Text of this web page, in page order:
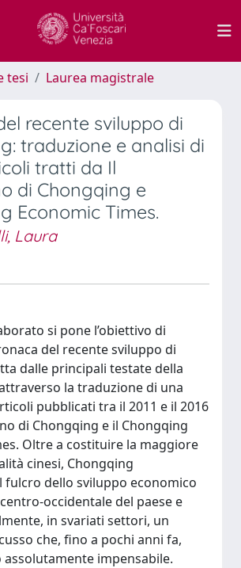
tesi Laurea magistrale
recente sviluppo di
traduzione e analisi di
tratti da Il
di Chongqing e
Economic Times.
Laura
si pone l’obiettivo di
del recente sviluppo di
dalle principali testate della
la traduzione di una
pubblicati tra il 2011 e il 2016
di Chongqing e il Chongqing
Oltre a costituire la maggiore
cinesi, Chongqing
fulcro dello sviluppo economico
occidentale del paese e
in svariati settori, un
che, fino a pochi anni fa,
impensabile.